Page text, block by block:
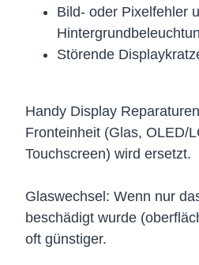
Bild- oder Pixelfehler
Störende
Handy Display
Fronteinheit (Glas, OLED/
Touchscreen) wird ersetzt.
Glaswechsel: Wenn nur
beschädigt wurde
oft günstiger.